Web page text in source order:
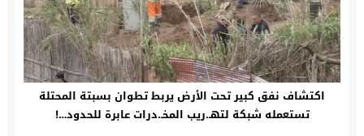
اكتشاف نفق كبير تحت الأرض يربط تطوان بسبتة المحتلة
تستعمله شبكة لتهـ.ريب المخـ.درات عابرة للحدود…!